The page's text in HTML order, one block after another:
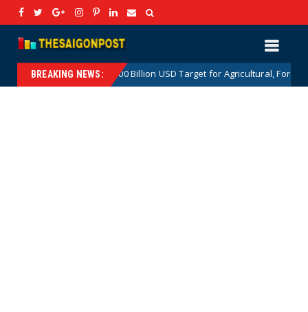
BREAKING NEWS:
The 100 Billion USD Target for Agricultural, Forestry and